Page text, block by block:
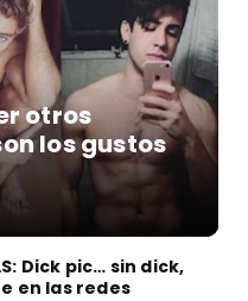
otros
los gustos
Dick pic… sin dick,
en las redes